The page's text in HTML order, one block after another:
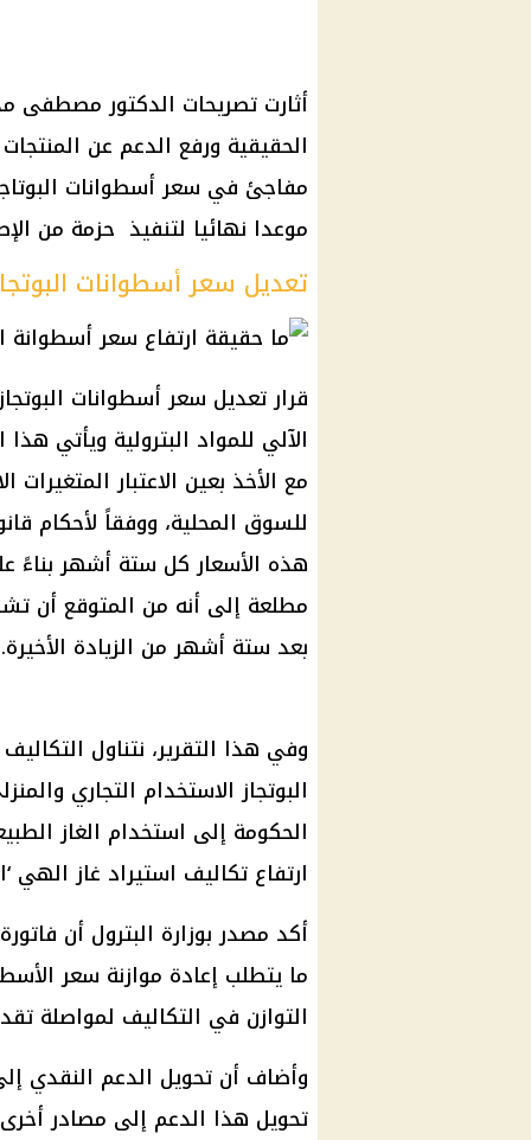
أثارت تصريحات الدكتور مصطفى
الحقيقية ورفع الدعم عن
موعدا نهائيا لتنفيذ حزمة من
تعديل سعر أسطوانات
قرار تعديل سعر أسطوانات
الآلي للمواد البترولية ويأتي
مع الأخذ بعين الاعتبار المتغيرات
للسوق المحلية، ووفقاً لأحكام
هذه الأسعار كل ستة أشهر بناءً
مطلعة إلى أنه من المتوقع أن
بعد ستة أشهر من الزيادة الأخيرة.
وفي هذا التقرير، نتناول
البوتجاز الاستخدام التجاري
الحكومة إلى استخدام الغاز
ارتفاع تكاليف استيراد غاز الهي
أكد مصدر بوزارة البترول أن
ما يتطلب إعادة موازنة سعر
التوازن في التكاليف لمواصلة
وأضاف أن تحويل الدعم النقدي
تحويل هذا الدعم إلى مصادر